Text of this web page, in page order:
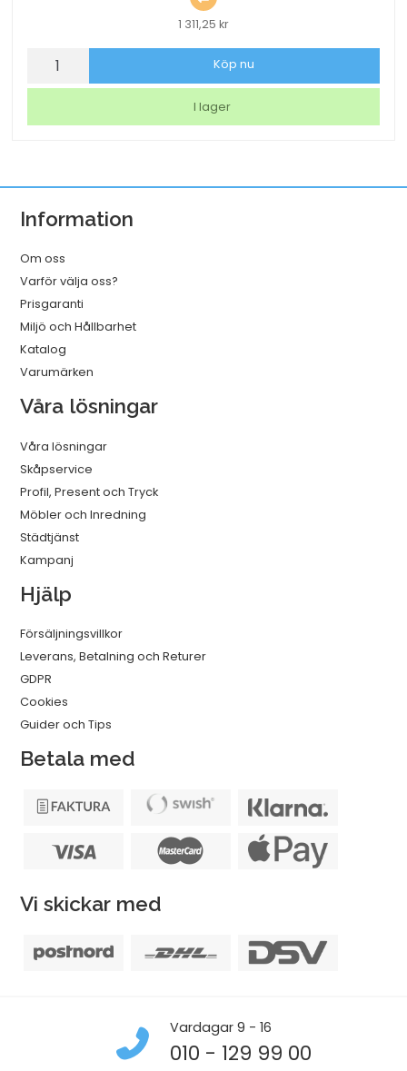
1 311,25 kr
Bordslampa
Georgina
Köp nu
I lager
Information
Om oss
Varför välja oss?
Prisgaranti
Miljö och Hållbarhet
Katalog
Varumärken
Våra lösningar
Våra lösningar
Skåpservice
Profil, Present och Tryck
Möbler och Inredning
Städtjänst
Kampanj
Hjälp
Försäljningsvillkor
Leverans, Betalning och Returer
GDPR
Cookies
Guider och Tips
Betala med
Vi skickar med
Vardagar 9 - 16
010 - 129 99 00